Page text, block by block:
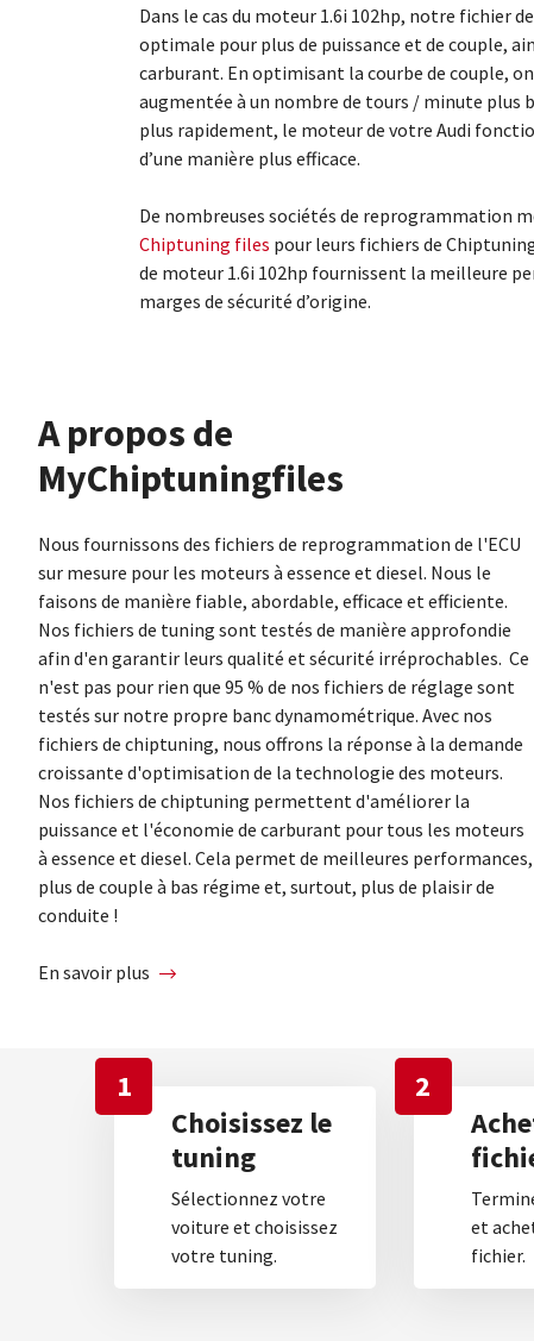
Dans le cas du moteur 1.6i 102hp, notre fichier
optimale pour plus de puissance et de couple,
carburant. En optimisant la courbe de couple,
augmentée à un nombre de tours / minute plus
plus rapidement, le moteur de votre Audi
d’une manière plus efficace.
De nombreuses sociétés de reprogrammation
Chiptuning files pour leurs fichiers de
de moteur 1.6i 102hp fournissent la meilleure
marges de sécurité d’origine.
À propos de
MyChiptuningfiles
Nous fournissons des fichiers de reprogrammation de l'ECU
sur mesure pour les moteurs à essence et diesel. Nous le
faisons de manière fiable, abordable, efficace et efficiente.
Nos fichiers de tuning sont testés de manière approfondie
afin d'en garantir leurs qualité et sécurité irréprochables. Ce
n'est pas pour rien que 95 % de nos fichiers de réglage sont
testés sur notre propre banc dynamométrique. Avec nos
fichiers de chiptuning, nous offrons la réponse à la demande
croissante d'optimisation de la technologie des moteurs.
Nos fichiers de chiptuning permettent d'améliorer la
puissance et l'économie de carburant pour tous les moteurs
à essence et diesel. Cela permet de meilleures performances,
plus de couple à bas régime et, surtout, plus de plaisir de
conduite !
En savoir plus
1
Choisissez le
tuning
Sélectionnez votre
voiture et choisissez
votre tuning.
2
et
fichier.